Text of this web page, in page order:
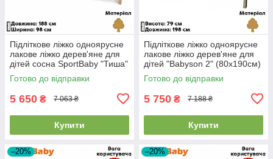
Підліткове ліжко одноярусне
лакове ліжко дерев'яне для
дітей сосна SportBaby "Тиша"
(90x180см)
Готово до відправки
5 650 ₴ 7 063 ₴
Купити
Підліткове ліжко одноярусне
лакове ліжко дерев'яне для
дітей "Babyson 2" (80x190см)
Готово до відправки
5 750 ₴ 7 188 ₴
Купити
–20% –20%